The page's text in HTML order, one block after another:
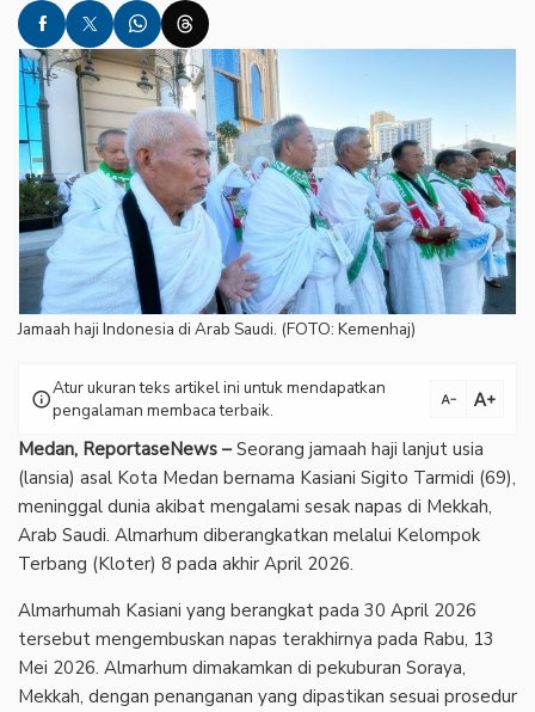
Jamaah haji Indonesia di Arab Saudi. (FOTO: Kemenhaj)
infoAtur ukuran teks artikel ini untuk mendapatkan
pengalaman membaca terbaik.
text_decrease text_increase
Medan, ReportaseNews –Seorang jamaah haji lanjut usia
(lansia) asal Kota Medan bernama Kasiani Sigito Tarmidi (69),
meninggal dunia akibat mengalami sesak napas di Mekkah,
Arab Saudi. Almarhum diberangkatkan melalui Kelompok
Terbang (Kloter) 8 pada akhir April 2026.
Almarhumah Kasiani yang berangkat pada 30 April 2026
tersebut mengembuskan napas terakhirnya pada Rabu, 13
Mei 2026. Almarhum dimakamkan di pekuburan Soraya,
Mekkah, dengan penanganan yang dipastikan sesuai prosedur